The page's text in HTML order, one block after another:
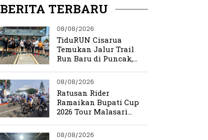
BERITA TERBARU
08/08/2026
TiduRUN Cisarua
Temukan Jalur Trail
Run Baru di Puncak,
Ketagihan
08/08/2026
Ratusan Rider
Ramaikan Bupati Cup
2026 Tour Malasari
08/08/2026